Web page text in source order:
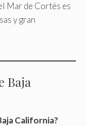
Mar de Cortés es
y gran
Baja
California?